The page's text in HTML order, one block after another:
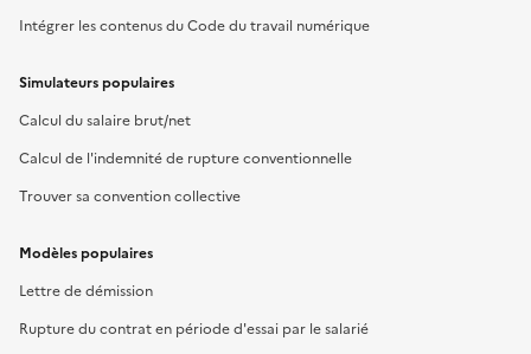
Intégrer les contenus du Code du travail numérique
Simulateurs populaires
Calcul du salaire brut/net
Calcul de l'indemnité de rupture conventionnelle
Trouver sa convention collective
Modèles populaires
Lettre de démission
Rupture du contrat en période d'essai par le salarié